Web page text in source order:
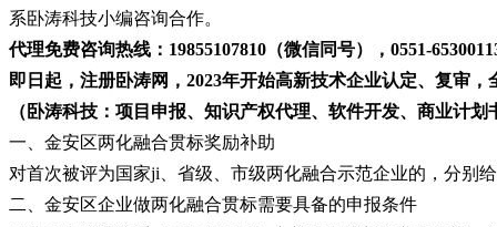
系卧涛科技小编咨询合作。
代理免费咨询热线：19855107810（微信同号），0551-
即日起，注册卧涛网，2023年开始高新技术企业认定、复审
（卧涛科技：项目申报、知识产权代理、软件开发、商业计
一、金安区两化融合贯标奖励补助
对首次被评为国家ji、省级、市级两化融合示范企业的，分别
二、金安区企业做两化融合贯标需要具备的申报条件